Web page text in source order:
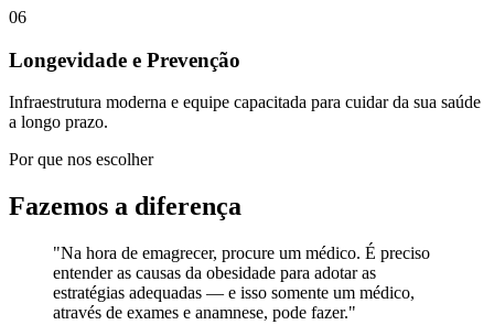
06
Longevidade e Prevenção
Infraestrutura moderna e equipe capacitada para cuidar da sua saúde
a longo prazo.
Por que nos escolher
Fazemos a diferença
"Na hora de emagrecer, procure um médico. É preciso
entender as causas da obesidade para adotar as
estratégias adequadas — e isso somente um médico,
através de exames e anamnese, pode fazer."